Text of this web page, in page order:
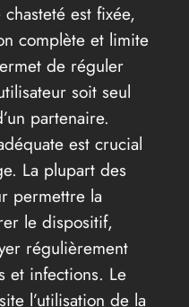
est fixée,
complète et limite
de réguler
soit seul
partenaire.
est crucial
La plupart des
permettre la
le dispositif,
régulièrement
et infections. Le
l’utilisation de la